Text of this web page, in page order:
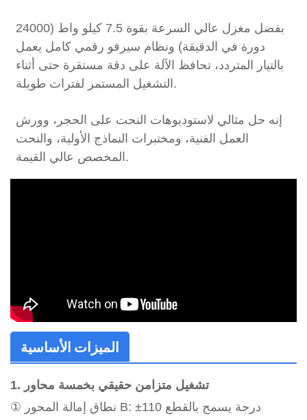
بفضل مغزل عالي السرعة بقوة 7.5 كيلو واط (24000
دورة في الدقيقة) ونظام سيرفو رقمي كامل يعمل
بالتيار المتردد، تحافظ الآلة على دقة مستقرة حتى أثناء
التشغيل المستمر لفترات طويلة.
إنه حل مثالي لاستوديوهات النحت على الحجر، وورش
العمل الفنية، ومختبرات النماذج الأولية، والنحت
المخصص عالي القيمة.
الميزات الأساسية
1. تشغيل متزامن حقيقي بخمسة محاور
① نطاق إمالة المحور B: ±110 درجة يسمح بالقطع